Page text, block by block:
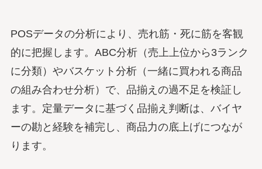
POSデータの分析により、売れ筋・死に筋を客観
的に把握します。ABC分析（売上上位から3ランク
に分類）やバスケット分析（一緒に買われる商品
の組み合わせ分析）で、品揃えの過不足を検証し
ます。定量データに基づく品揃え判断は、バイヤ
ーの勘と経験を補完し、商品力の底上げにつなが
ります。